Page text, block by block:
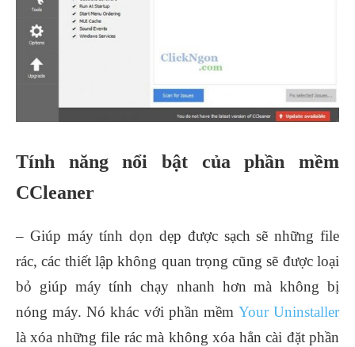
Tính năng nổi bật của phần mềm
CCleaner
– Giúp máy tính dọn dẹp được sạch sẽ những file
rác, các thiết lập không quan trọng cũng sẽ được loại
bỏ giúp máy tính chạy nhanh hơn mà không bị
nóng máy. Nó khác với phần mềm Your Uninstaller
là xóa những file rác mà không xóa hẳn cài đặt phần